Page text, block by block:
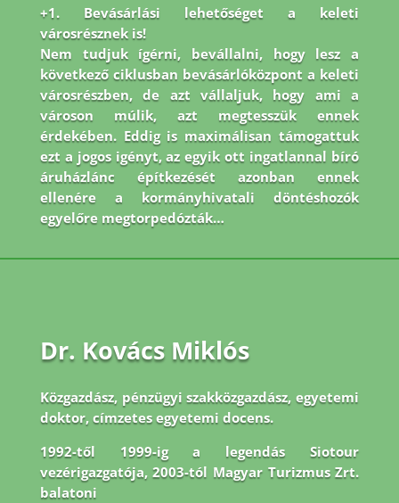
+1. Bevásárlási lehetőséget a keleti
városrésznek is!
Nem tudjuk ígérni, bevállalni, hogy lesz a
következő ciklusban bevásárlóközpont a keleti
városrészben, de azt vállaljuk, hogy ami a
városon múlik, azt megtesszük ennek
érdekében. Eddig is maximálisan támogattuk
ezt a jogos igényt, az egyik ott ingatlannal bíró
áruházlánc építkezését azonban ennek
ellenére a kormányhivatali döntéshozók
egyelőre megtorpedózták…
Dr. Kovács Miklós
Közgazdász, pénzügyi szakközgazdász, egyetemi
doktor, címzetes egyetemi docens.
1992-től 1999-ig a legendás Siotour
vezérigazgatója, 2003-tól Magyar Turizmus Zrt.
balatoni